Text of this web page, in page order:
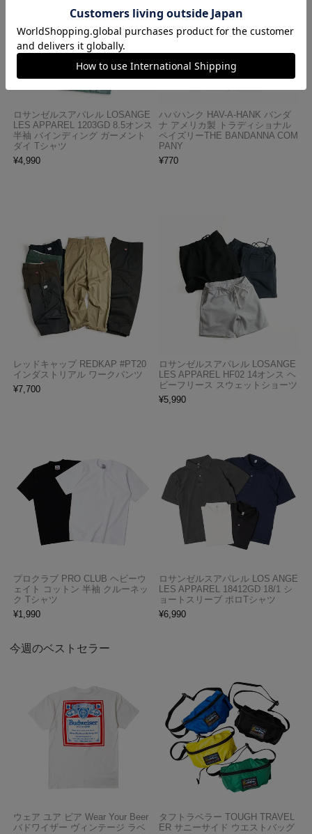
ロサンゼルスアパレル LOSANGE
LES APPAREL 1203GD 8.5オンス
半袖 バインディング ガーメント
ダイ Tシャツ
¥4,990
ハバハンク HAV-A-HANK バンダ
ナ アメリカ製 トラディショナル
ペイズリーTHE BANDANNA COM
PANY
¥770
レッドキャップ REDKAP #PT20
インダストリアル ワークパンツ
¥7,700
ロサンゼルスアパレル LOSANGE
LES APPAREL HF02 14オンス ヘ
ビーフリース スウェットショーツ
¥5,990
プロクラブ PRO CLUB ヘビーウ
ェイト コットン 半袖 クルーネッ
ク Tシャツ
¥1,990
ロサンゼルスアパレル LOS ANGE
LES APPAREL 18412GD 18/1 シ
ョートスリーブ ポロTシャツ
¥6,990
今週のベストセラー
ウェア ユア ビア Wear Your Beer
バドワイザー ヴィンテージ ラベ
タフトラベラー TOUGH TRAVEL
ER サニーサイド ウエストバッグ